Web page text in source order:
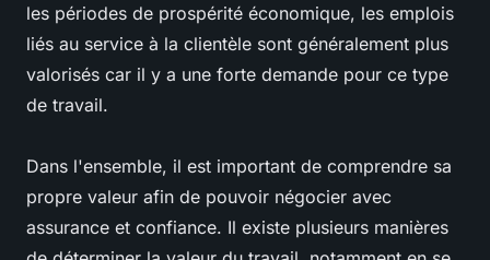
les périodes de prospérité économique, les emplois
liés au service à la clientèle sont généralement plus
valorisés car il y a une forte demande pour ce type
de travail.
Dans l'ensemble, il est important de comprendre sa
propre valeur afin de pouvoir négocier avec
assurance et confiance. Il existe plusieurs manières